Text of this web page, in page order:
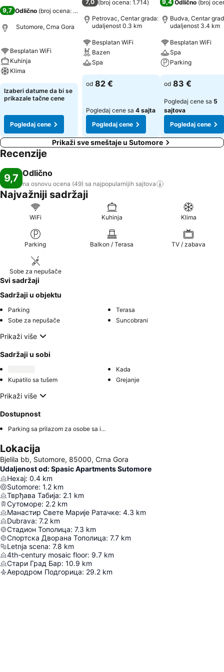
9,7 Odlično (broj ocena: 49
Sutomore, Crna Gora
Besplatan WiFi
Kuhinja
Klima
Izaberi datume da bi se
prikazale tačne cene
Pogledaj cene
7,0 (broj ocena: 1.714)
Petrovac, Centar grada:
udaljenost 0.3 km
Besplatan WiFi
Bazen
Spa
od 82 €
Pogledaj cene sa 4 sajta
Pogledaj cene
9,4 Odlično (broj
Budva, Centar
udaljenost 3.4 km
Besplatan WiFi
Spa
Parking
od 83 €
Pogledaj cene sa 5
sajtova
Pogledaj cene
Prikaži sve smeštaje u Sutomore
Recenzije
9,7 Odlično
na osnovu ocena (49) sa najpopularnijih sajtova
Najvažniji sadržaji
WiFi Kuhinja Klima
Parking Balkon / Terasa TV / zabava
Sobe za nepušače
Svi sadržaji
Sadržaji u objektu
Parking
Terasa
Sobe za nepušače
Suncobrani
Prikaži više
Sadržaji u sobi
Kada
Kupatilo sa tušem
Grejanje
Prikaži više
Dostupnost
Parking sa prilazom za osobe sa invaliditetom
Lokacija
Bjelila bb, Sutomore, 85000, Crna Gora
Udaljenost od: Spasic Apartments Sutomore
Нехај: 0.4 km
Sutomore: 1.2 km
Тврђава Табија: 2.1 km
Сутоморе: 2.2 km
Манастир Свете Марије Ратачке: 4.3 km
Dubrava: 7.2 km
Стадион Тополица: 7.3 km
Спортска Дворана Тополица: 7.7 km
Letnja scena: 7.8 km
4th-century mosaic floor: 9.7 km
Стари Град Бар: 10.9 km
Аеродром Подгорица: 29.2 km